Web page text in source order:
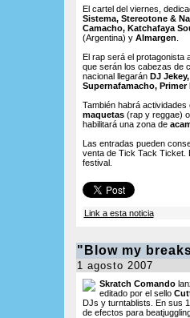
El cartel del viernes,
Sistema, Stereotone &
Camacho, Katchafaya
(Argentina) y Almargen
El rap será el protagonista
que serán los cabezas de
nacional llegarán DJ
Supernafamacho, Primer
También habrá
maquetas(rap y reggae)
habilitará una zona de
Las entradas pueden
venta de Tick Tack Ticket.
festival.
Link a esta noticia
"Blow my
1 agosto 2007
Skratch Comando
editado por el sello
DJs y turntablists. En sus
de efectos para